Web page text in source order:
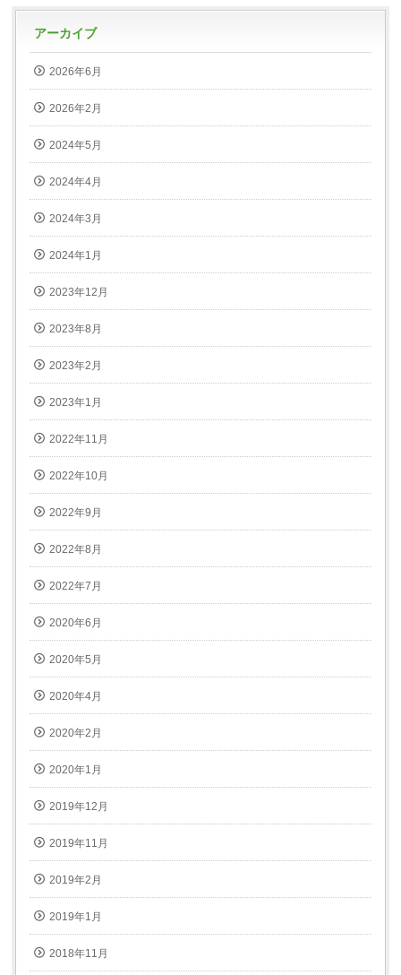
アーカイブ
2026年6月
2026年2月
2024年5月
2024年4月
2024年3月
2024年1月
2023年12月
2023年8月
2023年2月
2023年1月
2022年11月
2022年10月
2022年9月
2022年8月
2022年7月
2020年6月
2020年5月
2020年4月
2020年2月
2020年1月
2019年12月
2019年11月
2019年2月
2019年1月
2018年11月